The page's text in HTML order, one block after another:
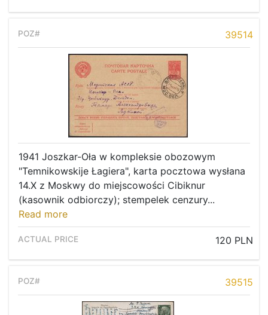
39514
1941 Joszkar-Oła w kompleksie obozowym
"Temnikowskije Łagiera", karta pocztowa wysłana
14.X z Moskwy do miejscowości Cibiknur
(kasownik odbiorczy); stempelek cenzury...
Read more
120 PLN
39515